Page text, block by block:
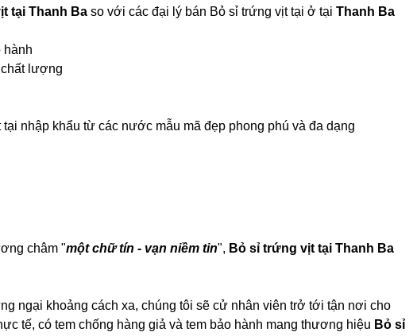
tại Thanh Baso với các đại lý bán Bỏ sỉ trứng vịt tại ở tại Thanh Ba
hành
lượng
nhập khẩu từ các nước mẫu mã đẹp phong phú và đa dạng
châm "một chữ tín - vạn niềm tin", Bỏ sỉ trứng vịt tại Thanh Ba
ngại khoảng cách xa, chúng tôi sẽ cử nhân viên trở tới tận nơi cho
tế, có tem chống hàng giả và tem bảo hành mang thương hiệu Bỏ sỉ